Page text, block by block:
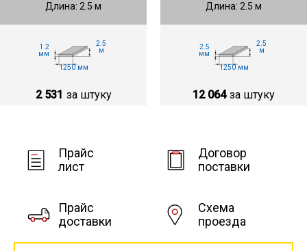
Длина: 2.5 м
1.2
мм
2.5
м
1250 мм
2 531 за штуку
Длина: 2.5 м
2.5
мм
2.5
м
1250 мм
12 064 за штуку
Прайс
лист
Договор
поставки
Прайс
доставки
Схема
проезда